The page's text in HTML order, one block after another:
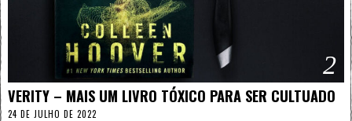
2
VERITY – MAIS UM LIVRO TÓXICO PARA SER CULTUADO
24 DE JULHO DE 2022